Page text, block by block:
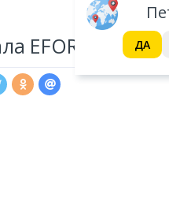
ДА
EFOR